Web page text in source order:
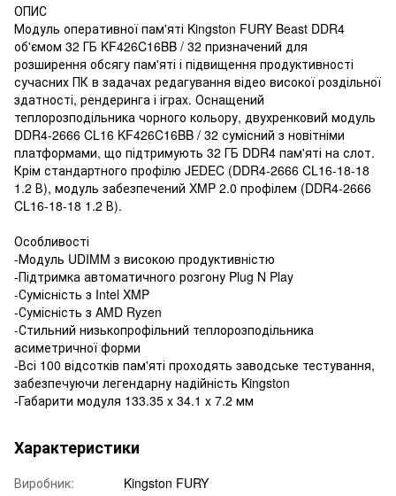
ОПИС
Модуль оперативної пам'яті Kingston FURY Beast DDR4
об'ємом 32 ГБ KF426C16BB / 32 призначений для
розширення обсягу пам'яті і підвищення продуктивності
сучасних ПК в задачах редагування відео високої роздільної
здатності, рендеринга і іграх. Оснащений
теплорозподільника чорного кольору, двухренковий модуль
DDR4-2666 CL16 KF426C16BB / 32 сумісний з новітніми
платформами, що підтримують 32 ГБ DDR4 пам'яті на слот.
Крім стандартного профілю JEDEC (DDR4-2666 CL16-18-18
1.2 В), модуль забезпечений XMP 2.0 профілем (DDR4-2666
CL16-18-18 1.2 В).
Особливості
-Модуль UDIMM з високою продуктивністю
-Підтримка автоматичного розгону Plug N Play
-Сумісність з Intel XMP
-Сумісність з AMD Ryzen
-Стильний низькопрофільний теплорозподільника
асиметричної форми
-Всі 100 відсотків пам'яті проходять заводське тестування,
забезпечуючи легендарну надійність Kingston
-Габарити модуля 133.35 x 34.1 x 7.2 мм
Характеристики
Виробник:
Kingston FURY